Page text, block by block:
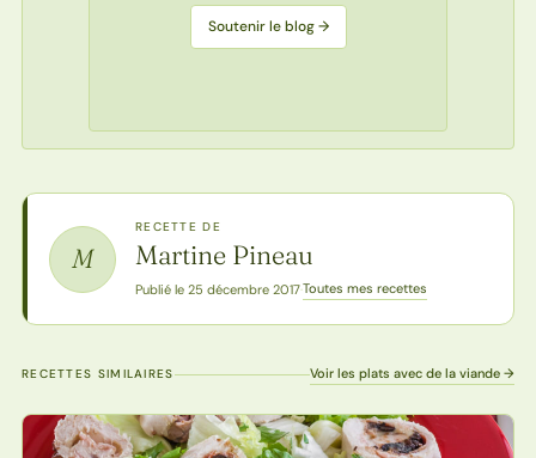
Soutenir le blog →
M
RECETTE DE
Martine Pineau
Publié le 25 décembre 2017·Toutes mes recettes
RECETTES SIMILAIRES Voir les plats avec de la viande →